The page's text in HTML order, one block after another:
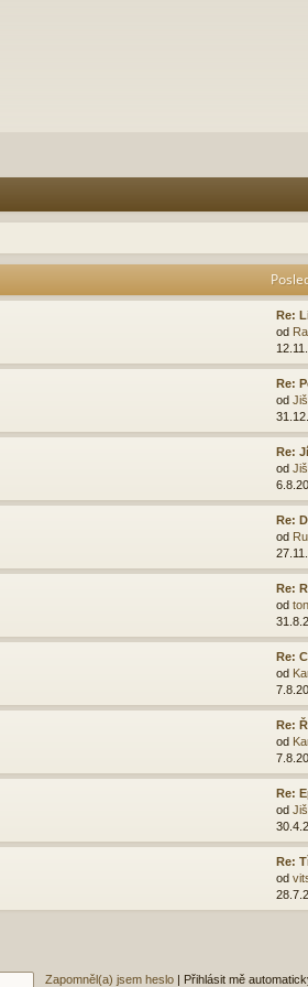
Re:
od
Re:
od
Re:
od
Re:
od
Re:
od
Re:
od
Re:
od
Re:
od
Re:
od
Zapomněl(a) jsem heslo Přihlásit mě